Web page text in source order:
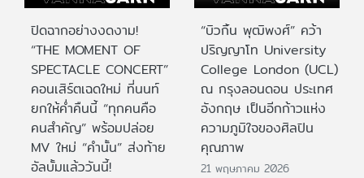
ปิดฉากอย่างงดงาม!
“THE MOMENT OF
SPECTACLE CONCERT”
คอนเสิร์ตเฉดใหม่ ที่นนท์
ยกให้ค่ำคืนนี้ “ทุกคนคือ
คนสำคัญ” พร้อมปล่อย
MV ใหม่ “คำนั้น” ส่งท้าย
อัลบั้มแล้ววันนี้!
“บิวกิ้น พุฒิพงศ์” คว้า
ปริญญาโท University
College London (UCL)
ณ กรุงลอนดอน ประเทศ
อังกฤษ เป็นอีกก้าวแห่ง
ความภูมิใจของศิลปิน
คุณภาพ
21 พฤษภาคม 2026